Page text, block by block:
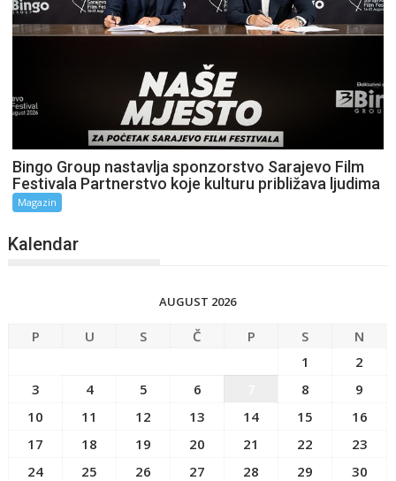
Bingo Group nastavlja sponzorstvo Sarajevo Film
Festivala Partnerstvo koje kulturu približava ljudima
Magazin
Kalendar
AUGUST 2026
P U S Č P S
N
1
2
3
4 5 6 8
9
10
11 12 13 14 15
16
17
18 19 20 21 22
23
24
25 26 27 28 29
30